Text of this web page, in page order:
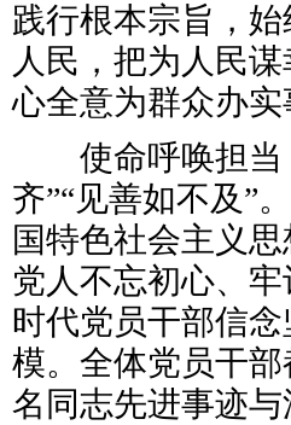
践行根本宗旨，
人民，把为人民
心全意为群众办
使命呼唤担当
齐”“见善如不及”
国特色社会主义
党人不忘初心、
时代党员干部信
模。全体党员干
名同志先进事迹